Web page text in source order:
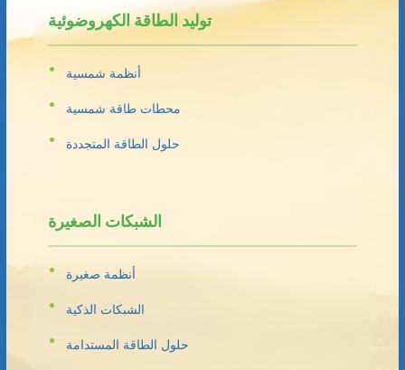
توليد الطاقة الكهروضوئية
أنظمة شمسية
محطات طاقة شمسية
حلول الطاقة المتجددة
الشبكات الصغيرة
أنظمة صغيرة
الشبكات الذكية
حلول الطاقة المستدامة